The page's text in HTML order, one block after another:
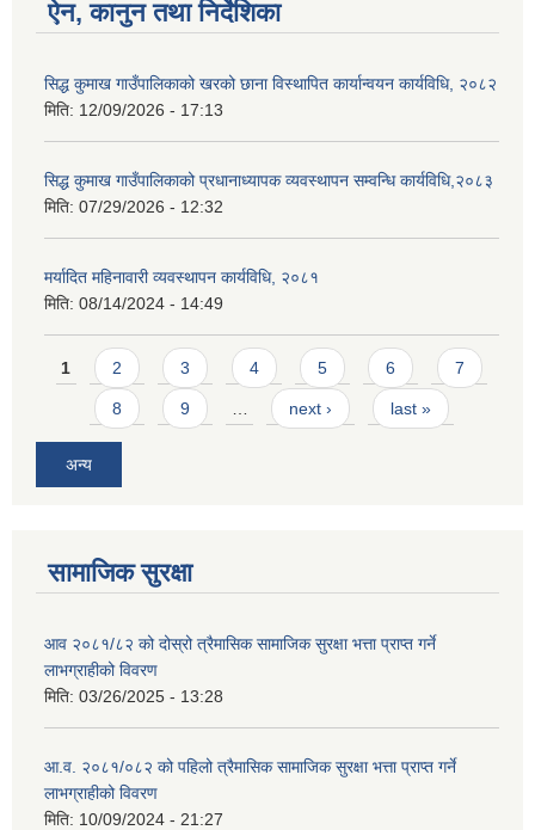
ऐन, कानुन तथा निर्देशिका
सिद्ध कुमाख गाउँपालिकाको खरको छाना विस्थापित कार्यान्वयन कार्यविधि, २०८२
मिति: 12/09/2026 - 17:13
सिद्ध कुमाख गाउँपालिकाको प्रधानाध्यापक व्यवस्थापन सम्वन्धि कार्यविधि,२०८३
मिति: 07/29/2026 - 12:32
मर्यादित महिनावारी व्यवस्थापन कार्यविधि, २०८१
मिति: 08/14/2024 - 14:49
Pages
1 2 3 4 5 6 7
8 9 … next › last »
अन्य
सामाजिक सुरक्षा
आव २०८१/८२ को दोस्रो त्रैमासिक सामाजिक सुरक्षा भत्ता प्राप्त गर्ने
लाभग्राहीको विवरण
मिति: 03/26/2025 - 13:28
आ.व. २०८१/०८२ को पहिलो त्रैमासिक सामाजिक सुरक्षा भत्ता प्राप्त गर्ने
लाभग्राहीको विवरण
मिति: 10/09/2024 - 21:27